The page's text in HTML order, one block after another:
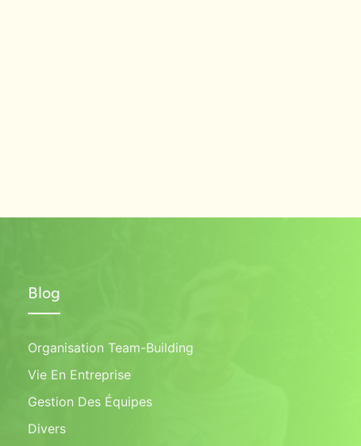
Blog
Organisation Team-Building
Vie En Entreprise
Gestion Des Équipes
Divers